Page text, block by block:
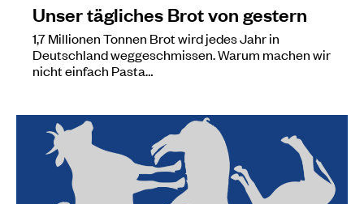
Unser tägliches Brot von gestern
1,7 Millionen Tonnen Brot wird jedes Jahr in
Deutschland weggeschmissen. Warum machen wir
nicht einfach Pasta…